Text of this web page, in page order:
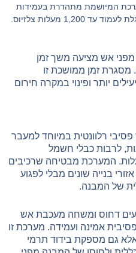
המיושמת מתהדרת בעמידות
מעלות צלזיוס.
אש מציעה משך זמן
עד 240 דקות. מסגרת זמן ממושכת זו
יותר ופינוי במקרה חירום
פסיבי רלוונטית במיוחד למעבר
לרבות כבלי חשמל
המערכת מבטיחה שרכיבים
בנייה שונים מבלי לפגוע
של המבנה.
דחוס ומשחה מעכבת אש
אמינה ועמידה. מערכת זו
גם מספקת בידוד תרמי